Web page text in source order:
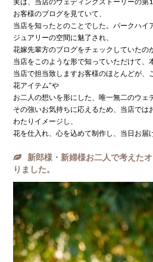
お客様のブログを見ていて、
当店を知ったとのことでした。パークハイ
ジュアリーの空間に魅了され、
花嫁先輩方のブログをチェックしていたの
当店をこのような形で知っていただけて、
当店で担当致しますお客様のほとんどが、
花アイテム”や
お二人の想いを形にした、唯一無二のウェ
その強いお気持ちに応えるため、当店では
わたりイメージし、
花を仕入れ、心を込めて制作し、当日お届
新郎様・新婦様お二人で考えた
りました。